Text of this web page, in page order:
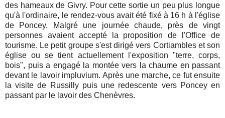
des hameaux de Givry. Pour cette sortie un peu plus longue
qu'à l'ordinaire, le rendez-vous avait été fixé à 16 h à l'église
de Poncey. Malgré une journée chaude, près de vingt
personnes avaient accepté la proposition de l'Office de
tourisme. Le petit groupe s'est dirigé vers Cortiambles et son
église ou se tient actuellement l'exposition "terre, corps,
bois", puis a engagé la montée vers la chaume en passant
devant le lavoir impluvium. Après une marche, ce fut ensuite
la visite de Russilly puis une redescente vers Poncey en
passant par le lavoir des Chenèvres.